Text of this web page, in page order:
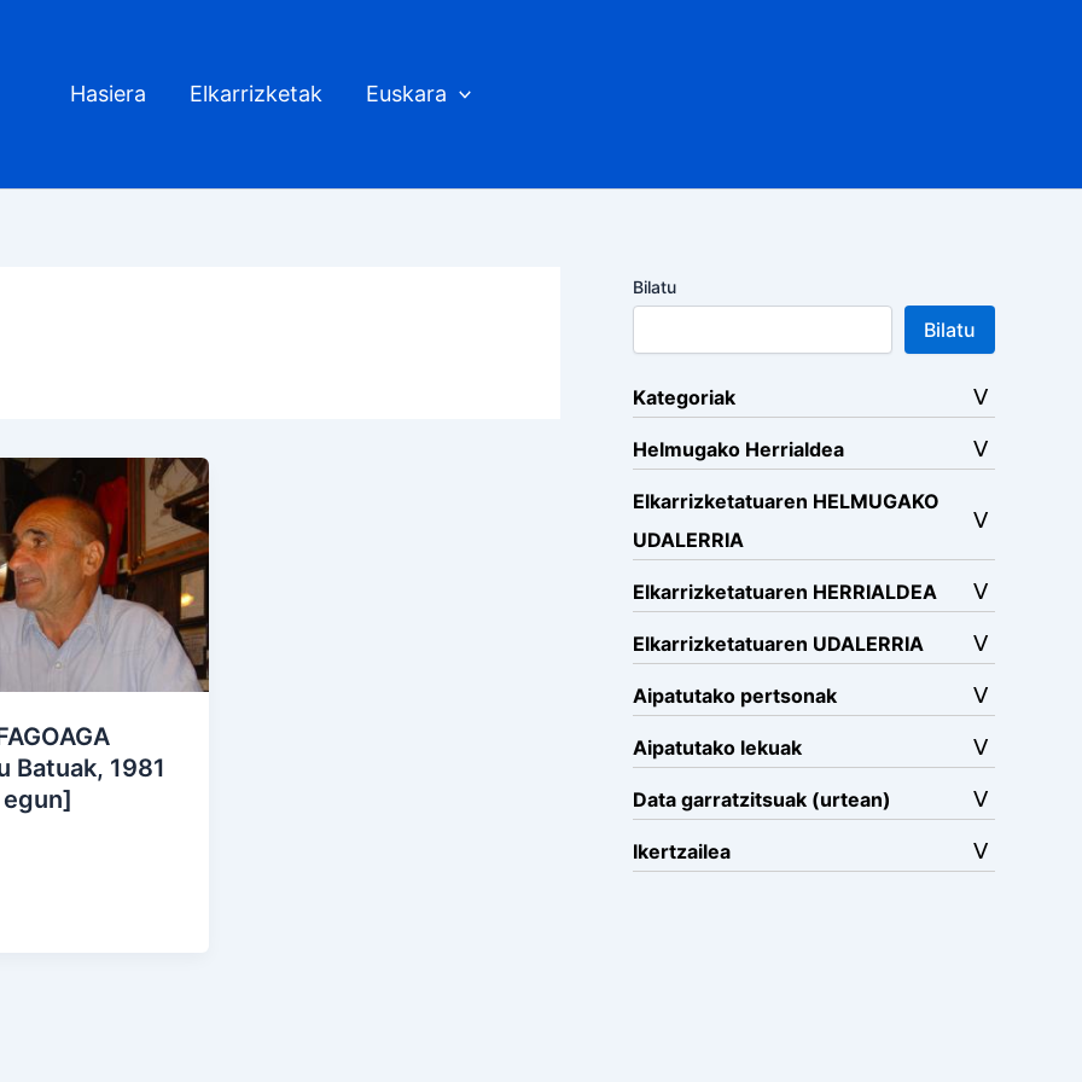
Hasiera Elkarrizketak Euskara
Batuak, 1981
Bilatu
Bilatu
Kategoriak
Helmugako Herrialdea
Elkarrizketatuaren HELMUGAKO
UDALERRIA
Elkarrizketatuaren HERRIALDEA
Elkarrizketatuaren UDALERRIA
Aipatutako pertsonak
Aipatutako lekuak
Data garratzitsuak (urtean)
Ikertzailea